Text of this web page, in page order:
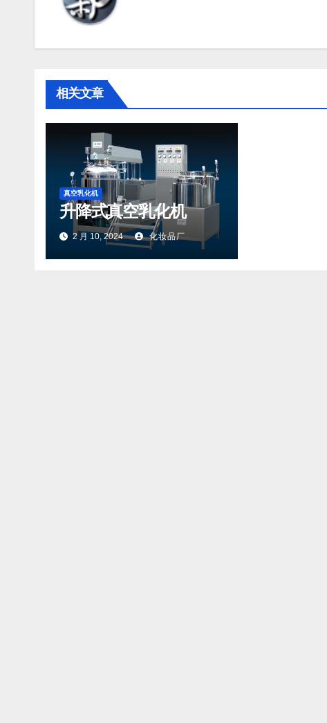
相关文章
真空乳化机
升降式真空乳化机
2 月 10, 2024 化妆品厂